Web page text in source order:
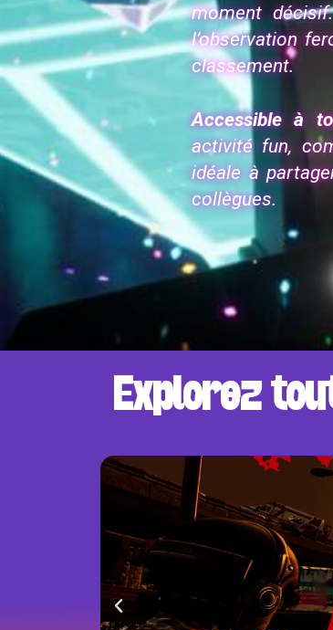
moment
l’observation
classement.
Accessible à
activité fun,
idéale à
collègues.
Explorez